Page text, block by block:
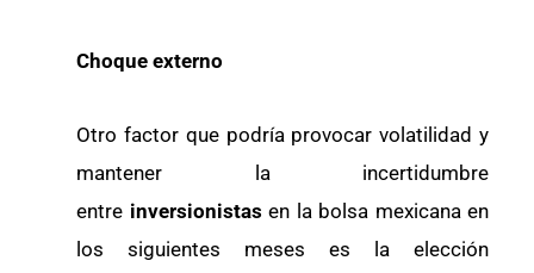
Choque externo
Otro factor que podría provocar volatilidad y
mantener la incertidumbre
entre inversionistas en la bolsa mexicana en
los siguientes meses es la elección